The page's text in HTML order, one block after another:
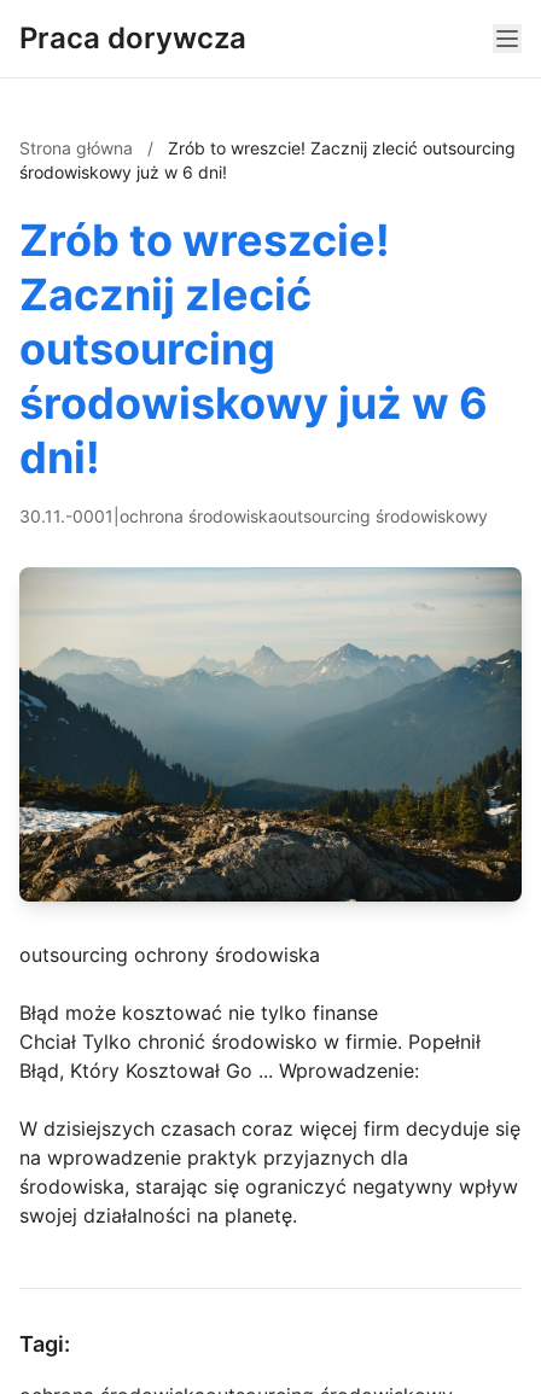
Praca dorywcza
Strona główna /
Zrób to wreszcie! Zacznij zlecić outsourcing
środowiskowy już w 6 dni!
Zrób to wreszcie!
Zacznij zlecić
outsourcing
środowiskowy już w 6
dni!
30.11.-0001 ochrona środowiskaoutsourcing środowiskowy
outsourcing ochrony środowiska
Błąd może kosztować nie tylko finanse
Chciał Tylko chronić środowisko w firmie. Popełnił
Błąd, Który Kosztował Go ... Wprowadzenie:
W dzisiejszych czasach coraz więcej firm decyduje się
na wprowadzenie praktyk przyjaznych dla
środowiska, starając się ograniczyć negatywny wpływ
swojej działalności na planetę.
Tagi: